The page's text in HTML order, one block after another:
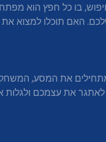
בו כל חפץ הוא
האם תוכלו למצוא
את המסע,
לאתגר את עצמכם